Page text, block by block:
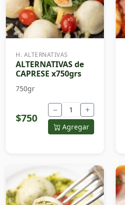
H. ALTERNATIVAS
ALTERNATIVAS de
CAPRESE x750grs
750gr
$750
− +
Agregar